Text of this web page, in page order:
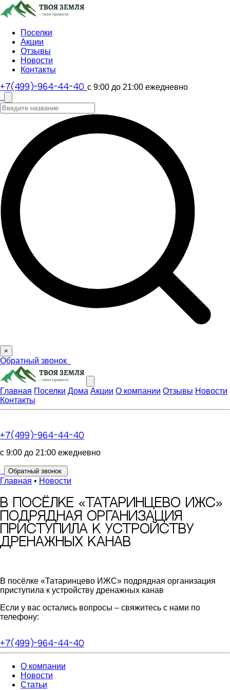
Поселки
Акции
Отзывы
Новости
Контакты
+7(499)-964-44-40 с 9:00 до 21:00 ежедневно
×
Обратный звонок
Главная Поселки Дома Акции О компании Отзывы Новости
Контакты
+7(499)-964-44-40
с 9:00 до 21:00 ежедневно
Обратный звонок
Главная • Новости
В посёлке «Татаринцево ИЖС»
подрядная организация
приступила к устройству
дренажных канав
В посёлке «Татаринцево ИЖС» подрядная организация
приступила к устройству дренажных канав
Если у вас остались вопросы – свяжитесь с нами по
телефону:
+7(499)-964-44-40
О компании
Новости
Статьи